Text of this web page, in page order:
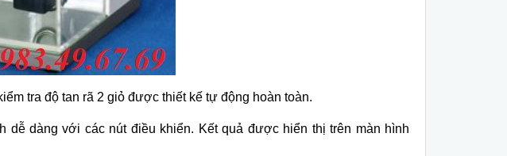
tra độ tan rã 2 giỏ được thiết kế tự động hoàn toàn.
dễ dàng với các nút điều khiển. Kết quả được hiển thị trên màn hình